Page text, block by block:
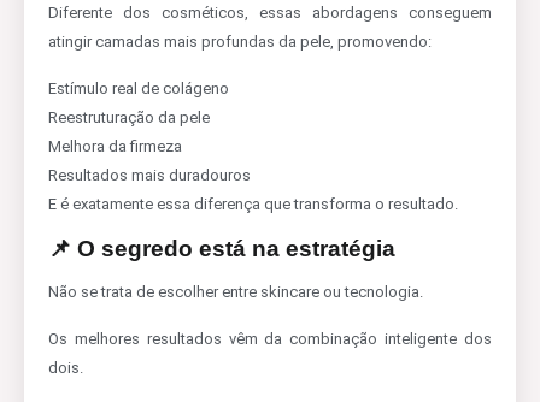
Diferente dos cosméticos, essas abordagens conseguem
atingir camadas mais profundas da pele, promovendo:
Estímulo real de colágeno
Reestruturação da pele
Melhora da firmeza
Resultados mais duradouros
E é exatamente essa diferença que transforma o resultado.
📌 O segredo está na estratégia
Não se trata de escolher entre skincare ou tecnologia.
Os melhores resultados vêm da combinação inteligente dos
dois.